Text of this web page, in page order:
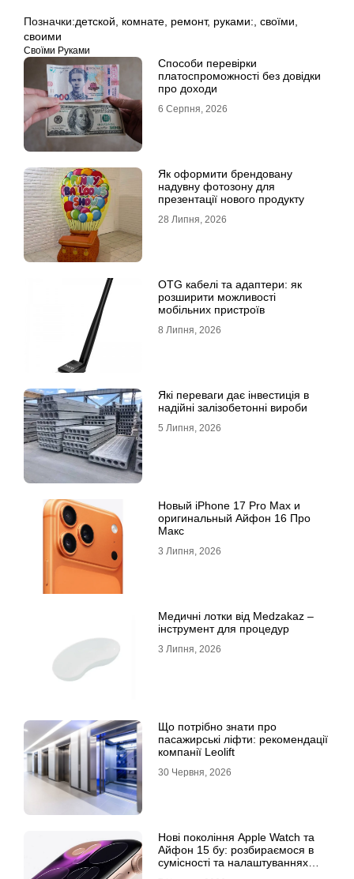
Позначки:детской комнате ремонт, руками: своїми
своими
Своїми Руками
Способи перевірки
платоспроможності без довідки
про доходи
6 Серпня, 2026
Як оформити брендовану
надувну фотозону для
презентації нового продукту
28 Липня, 2026
OTG кабелі та адаптери: як
розширити можливості
мобільних пристроїв
8 Липня, 2026
Які переваги дає інвестиція в
надійні залізобетонні вироби
5 Липня, 2026
Новый iPhone 17 Pro Max и
оригинальный Айфон 16 Про
Макс
3 Липня, 2026
Медичні лотки від Medzakaz –
інструмент для процедур
3 Липня, 2026
Що потрібно знати про
пасажирські ліфти: рекомендації
компанії Leolift
30 Червня, 2026
Нові покоління Apple Watch та
Айфон 15 бу: розбираємося в
сумісності та налаштуваннях